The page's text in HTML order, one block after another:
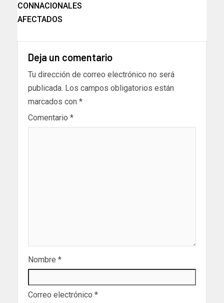
CONNACIONALES
AFECTADOS
Deja un comentario
Tu dirección de correo electrónico no será
publicada. Los campos obligatorios están
marcados con *
Comentario *
Nombre *
Correo electrónico *